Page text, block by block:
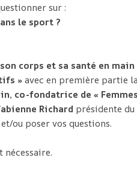
sur :
le sport ?
corps et sa santé en main
»avec en première partie
co-fondatrice de «
Richard présidente du
ou poser vos questions.
nécessaire.